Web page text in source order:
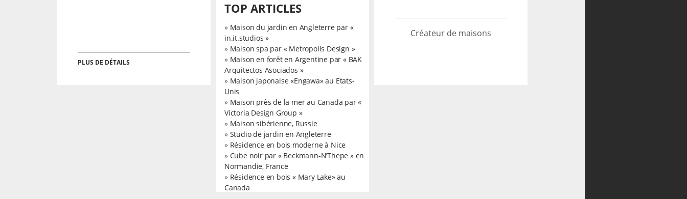
PLUS DE DÉTAILS
TOP ARTICLES
» Maison du jardin en Angleterre par «
in.it.studios »
» Maison spa par « Metropolis Design »
» Maison en forêt en Argentine par « BAK
Arquitectos Asociados »
» Maison japonaise «Engawa» au Etats-
Unis
» Maison près de la mer au Canada par «
Victoria Design Group »
» Maison sibérienne, Russie
» Studio de jardin en Angleterre
» Résidence en bois moderne à Nice
» Cube noir par « Beckmann-N’Thepe » en
Normandie, France
» Résidence en bois « Mary Lake» au
Canada
Créateur de maisons